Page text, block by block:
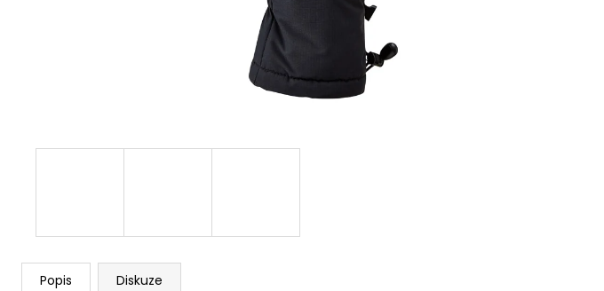
Popis Diskuze
MAC IN A SAC ORIGIN OCEAN BLUE
299 Kč
Původně: